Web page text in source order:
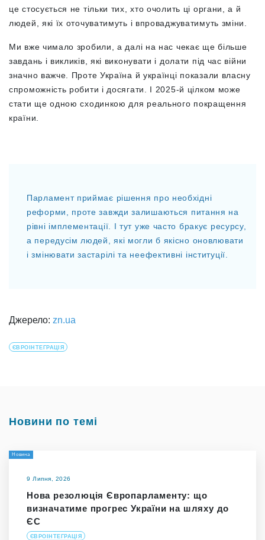
це стосується не тільки тих, хто очолить ці органи, а й
людей, які їх оточуватимуть і впроваджуватимуть зміни.
Ми вже чимало зробили, а далі на нас чекає ще більше
завдань і викликів, які виконувати і долати під час війни
значно важче. Проте Україна й українці показали власну
спроможність робити і досягати. І 2025-й цілком може
стати ще одною сходинкою для реального покращення
країни.
Парламент приймає рішення про необхідні
реформи, проте завжди залишаються питання на
рівні імплементації. І тут уже часто бракує ресурсу,
а передусім людей, які могли б якісно оновлювати
і змінювати застарілі та неефективні інституції.
Джерело: zn.ua
ЄВРОІНТЕГРАЦІЯ
Новини по темі
Новина
9 Липня, 2026
Нова резолюція Європарламенту: що
визначатиме прогрес України на шляху до
ЄС
ЄВРОІНТЕГРАЦІЯ